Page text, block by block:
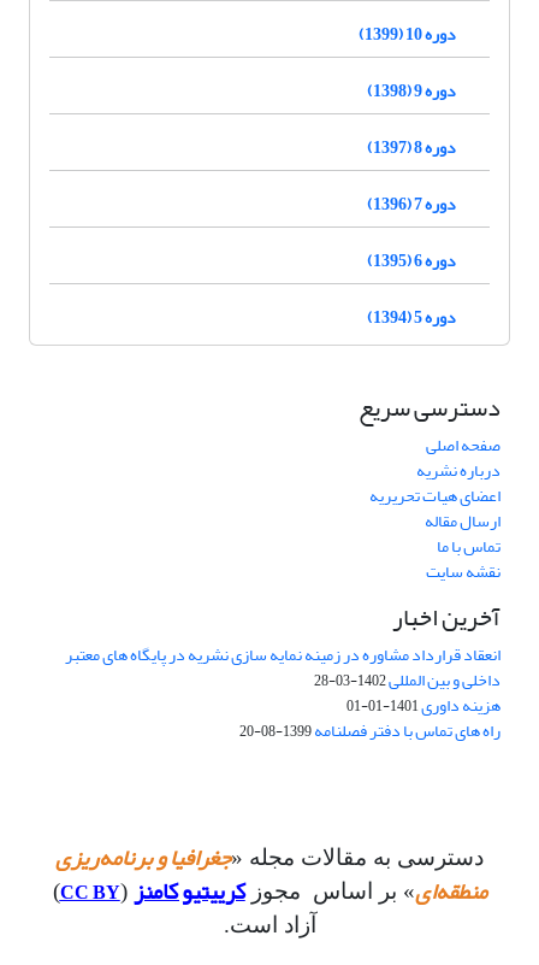
دوره 10 (1399)
دوره 9 (1398)
دوره 8 (1397)
دوره 7 (1396)
دوره 6 (1395)
دوره 5 (1394)
دسترسی سریع
صفحه اصلی
درباره نشریه
اعضای هیات تحریریه
ارسال مقاله
تماس با ما
نقشه سایت
آخرین اخبار
انعقاد قرارداد مشاوره در زمینه نمایه سازی نشریه در پایگاه های معتبر
داخلی و بین المللی1402-03-28
هزینه داوری1401-01-01
راه های تماس با دفتر فصلنامه1399-08-20
دسترسی به مقالات مجله «جغرافیا و برنامه‌ریزی
منطقه‌ای» بر اساس مجوزکرییتیو کامنز (
CC BY
)
آزاد است.